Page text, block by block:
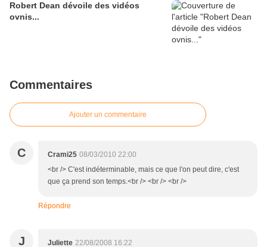
Robert Dean dévoile des vidéos
ovnis...
Commentaires
Ajouter un commentaire
C Crami25 08/03/2010 22:00
<br /> C'est indéterminable, mais ce que l'on peut dire, c'est
que ça prend son temps.<br /> <br /> <br />
Répondre
J Juliette 22/08/2008 16:22